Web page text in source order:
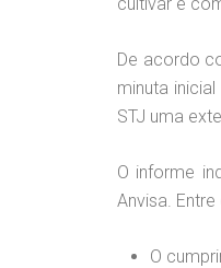
De acordo
minuta
STJ uma
O informe
Anvisa.
O